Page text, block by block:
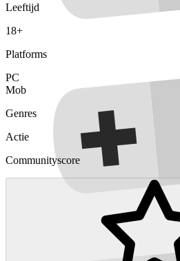
Leeftijd
18+
Platforms
PC
Mob
Genres
Actie
Communityscore